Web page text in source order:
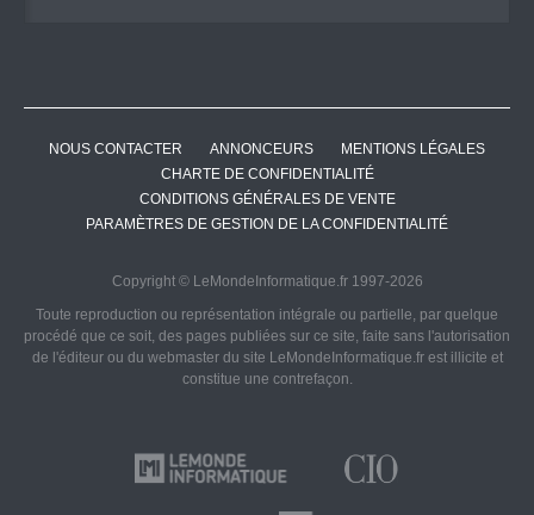
NOUS CONTACTER ANNONCEURS
MENTIONS LÉGALES
CHARTE DE CONFIDENTIALITÉ
CONDITIONS GÉNÉRALES DE VENTE
PARAMÈTRES DE GESTION DE LA CONFIDENTIALITÉ
Copyright © LeMondeInformatique.fr 1997-2026
Toute reproduction ou représentation intégrale ou partielle, par quelque
procédé que ce soit, des pages publiées sur ce site, faite sans l'autorisation
de l'éditeur ou du webmaster du site LeMondeInformatique.fr est illicite et
constitue une contrefaçon.